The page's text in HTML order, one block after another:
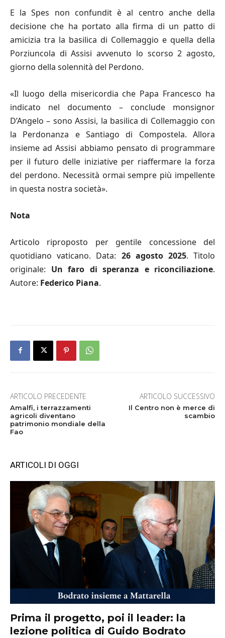
E la Spes non confundit è al centro anche della
decisione che ha portato alla firma di un patto di
amicizia tra la basilica di Collemaggio e quella della
Porziuncola di Assisi avvenuto lo scorso 2 agosto,
giorno della solennità del Perdono.
«Il luogo della misericordia che Papa Francesco ha
indicato nel documento – conclude monsignor
D’Angelo – sono Assisi, la basilica di Collemaggio con
la Perdonanza e Santiago di Compostela. Allora
insieme ad Assisi abbiamo pensato di programmare
per il futuro delle iniziative per riaffermare la forza
del perdono. Necessità ormai sempre più impellente
in questa nostra società».
Nota
Articolo riproposto per gentile concessione del
quotidiano vaticano. Data: 26 agosto 2025. Titolo
originale: Un faro di speranza e riconciliazione.
Autore: Federico Piana.
ARTICOLO PRECEDENTE
Amalfi, i terrazzamenti
agricoli diventano
patrimonio mondiale della
Fao
ARTICOLO SUCCESSIVO
Il Centro non è merce di
scambio
ARTICOLI DI OGGI
Prima il progetto, poi il leader: la
lezione politica di Guido Bodrato